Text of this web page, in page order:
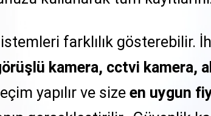
farklılık gösterebilir.
kamera, cctvi kamera,
yapılır ve size en uygun